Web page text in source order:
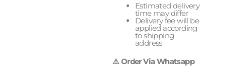
Estimated delivery
time may differ
Delivery fee will be
applied according
to shipping
address
⚠️ Order Via Whatsapp